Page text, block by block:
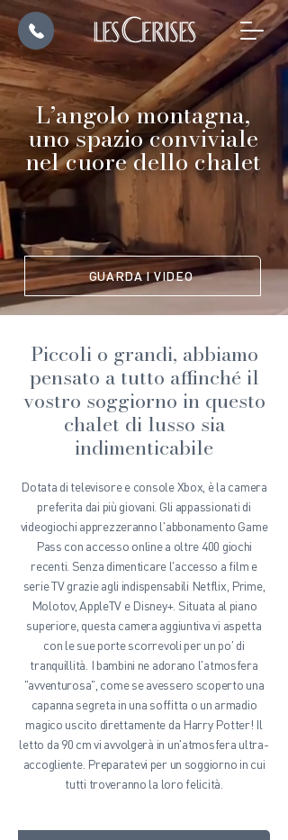
L’angolo montagna,
uno spazio conviviale
nel cuore dello chalet
GUARDA I VIDEO
Piccoli o grandi, abbiamo
pensato a tutto affinché il
vostro soggiorno in questo
chalet di lusso sia
indimenticabile
Dotata di televisore e console Xbox, è la camera
preferita dai più giovani. Gli appassionati di
videogiochi apprezzeranno l'abbonamento Game
Pass con accesso online a oltre 400 giochi
recenti. Senza dimenticare l'accesso a film e
serie TV grazie agli indispensabili Netflix, Prime,
Molotov, AppleTV e Disney+. Situata al piano
superiore, questa camera aggiuntiva vi aspetta
con le sue porte scorrevoli per un po' di
tranquillità. I bambini ne adorano l'atmosfera
"avventurosa", come se avessero scoperto una
capanna segreta in una soffitta o un armadio
magico uscito direttamente da Harry Potter! Il
letto da 90 cm vi avvolgerà in un'atmosfera ultra-
accogliente. Preparatevi per un soggiorno in cui
tutti troveranno la loro felicità.